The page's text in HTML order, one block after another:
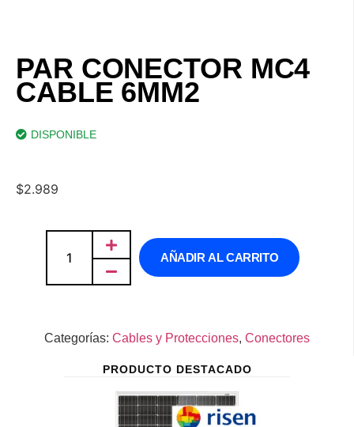
PAR CONECTOR MC4
CABLE 6MM2
DISPONIBLE
$2.989
AÑADIR AL CARRITO
Categorías: Cables y Protecciones, Conectores
PRODUCTO DESTACADO